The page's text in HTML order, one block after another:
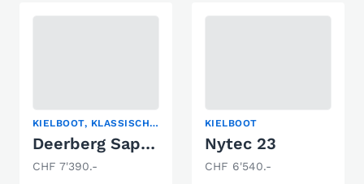
KIELBOOT, KLASSISCHE SEGELYACHT, SEGELYACHT
Deerberg Saphir 3
CHF 7'390.-
KIELBOOT
Nytec 23
CHF 6'540.-